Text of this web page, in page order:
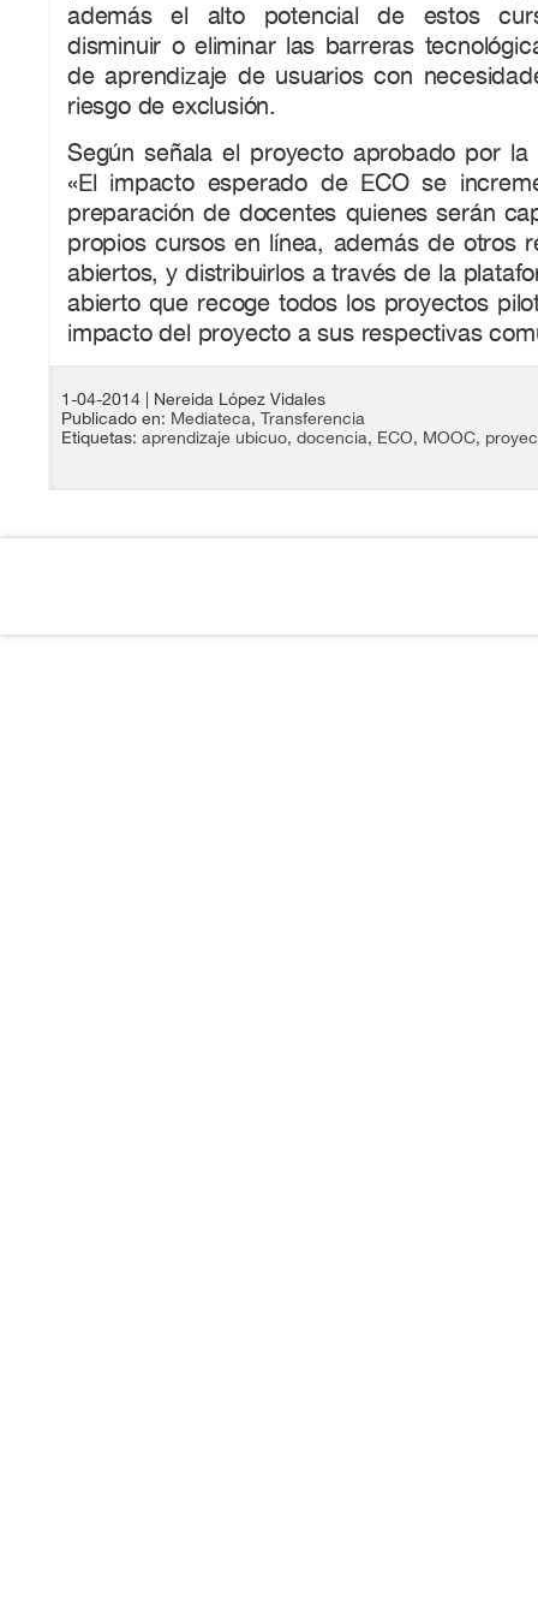
además el alto potencial de estos
disminuir o eliminar las barreras
de aprendizaje de usuarios con
riesgo de exclusión.
Según señala el proyecto aprobado por la
«El impacto esperado de ECO se
preparación de docentes quienes serán
propios cursos en línea, además de otros
abiertos, y distribuirlos a través de la
abierto que recoge todos los proyectos
impacto del proyecto a sus respectivas
1-04-2014
| Nereida López Vidales
Publicado en: Mediateca, Transferencia
Etiquetas: aprendizaje ubicuo, docencia, ECO, MOOC,